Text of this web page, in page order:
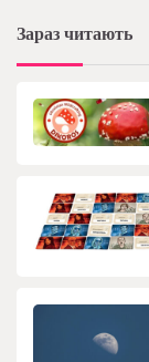
Зараз читають